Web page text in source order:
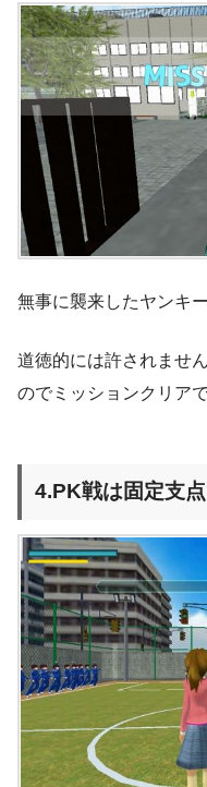
無事に襲来したヤンキ
道徳的には許されませ
のでミッションクリア
4.PK戦は固定支